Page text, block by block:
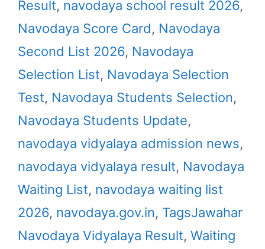
Result, navodaya school result 2026,
Navodaya Score Card, Navodaya
Second List 2026, Navodaya
Selection List, Navodaya Selection
Test, Navodaya Students Selection,
Navodaya Students Update,
navodaya vidyalaya admission news,
navodaya vidyalaya result, Navodaya
Waiting List, navodaya waiting list
2026, navodaya.gov.in, TagsJawahar
Navodaya Vidyalaya Result, Waiting